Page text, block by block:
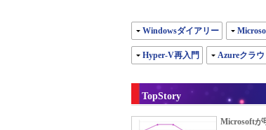
Windowsダイアリー
Hyper-V再入門 Azureクラ
TopStory
Microsoftが